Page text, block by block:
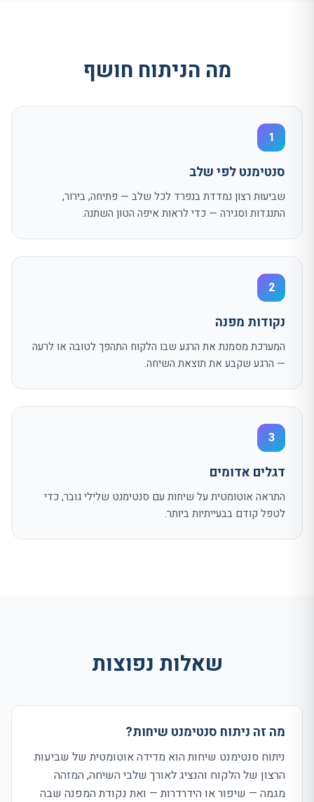
מה הניתוח חושף
1
סנטימנט לפי שלב
שביעות רצון נמדדת בנפרד לכל שלב — פתיחה, בירור,
התנגדות וסגירה — כדי לראות איפה הטון השתנה.
2
נקודות מפנה
המערכת מסמנת את הרגע שבו הלקוח התהפך לטובה או לרעה
— הרגע שקבע את תוצאת השיחה.
3
דגלים אדומים
התראה אוטומטית על שיחות עם סנטימנט שלילי גובר, כדי
לטפל קודם בבעייתיות ביותר.
שאלות נפוצות
מה זה ניתוח סנטימנט שיחות?
ניתוח סנטימנט שיחות הוא מדידה אוטומטית של שביעות
הרצון של הלקוח והנציג לאורך שלבי השיחה, המזהה
מגמה — שיפור או הידרדרות — ואת נקודת המפנה שבה